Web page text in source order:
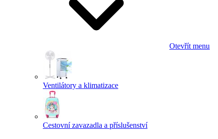
Otevřít menu
Ventilátory a klimatizace
Cestovní zavazadla a příslušenství